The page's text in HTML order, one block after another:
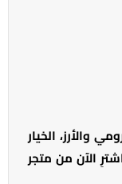
والأرز، الخيار
الآن من متجر